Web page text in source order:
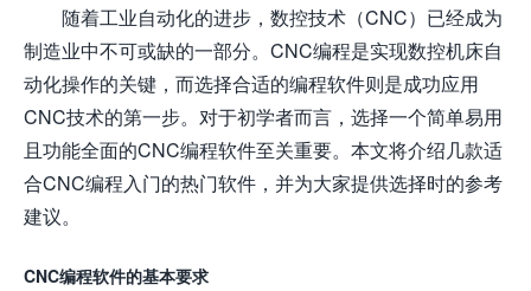
随着工业自动化的进步，数控技术（CNC）已经成为
制造业中不可或缺的一部分。CNC编程是实现数控机床自
动化操作的关键，而选择合适的编程软件则是成功应用
CNC技术的第一步。对于初学者而言，选择一个简单易用
且功能全面的CNC编程软件至关重要。本文将介绍几款适
合CNC编程入门的热门软件，并为大家提供选择时的参考
建议。
CNC编程软件的基本要求